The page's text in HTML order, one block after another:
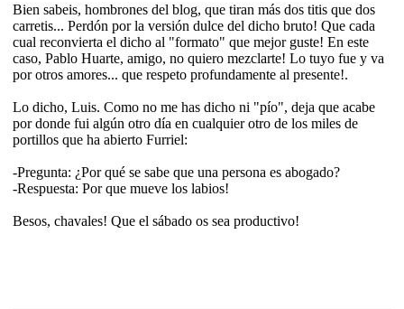
Bien sabeis, hombrones del blog, que tiran más dos titis que dos
carretis... Perdón por la versión dulce del dicho bruto! Que cada
cual reconvierta el dicho al "formato" que mejor guste! En este
caso, Pablo Huarte, amigo, no quiero mezclarte! Lo tuyo fue y va
por otros amores... que respeto profundamente al presente!.
Lo dicho, Luis. Como no me has dicho ni "pío", deja que acabe
por donde fui algún otro día en cualquier otro de los miles de
portillos que ha abierto Furriel:
-Pregunta: ¿Por qué se sabe que una persona es abogado?
-Respuesta: Por que mueve los labios!
Besos, chavales! Que el sábado os sea productivo!